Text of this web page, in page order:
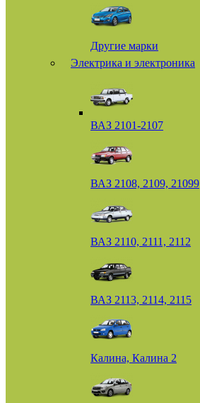
Другие марки
Электрика и электроника
ВАЗ 2101-2107
ВАЗ 2108, 2109, 21099
ВАЗ 2110, 2111, 2112
ВАЗ 2113, 2114, 2115
Калина, Калина 2